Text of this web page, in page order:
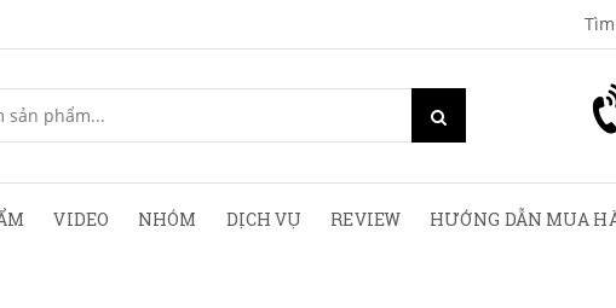
VIDEO NHÓM DỊCH VỤ REVIEW HƯỚNG DẪN MUA